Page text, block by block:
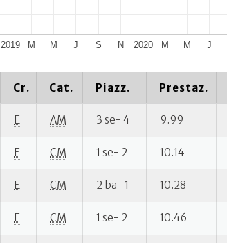
2019 2020
M M J S N M M J
Cr. Cat. Piazz. Prestaz.
E AM 3 se- 4 9.99
E CM 1 se- 2 10.14
E CM 2 ba- 1 10.28
E CM 1 se- 2 10.46